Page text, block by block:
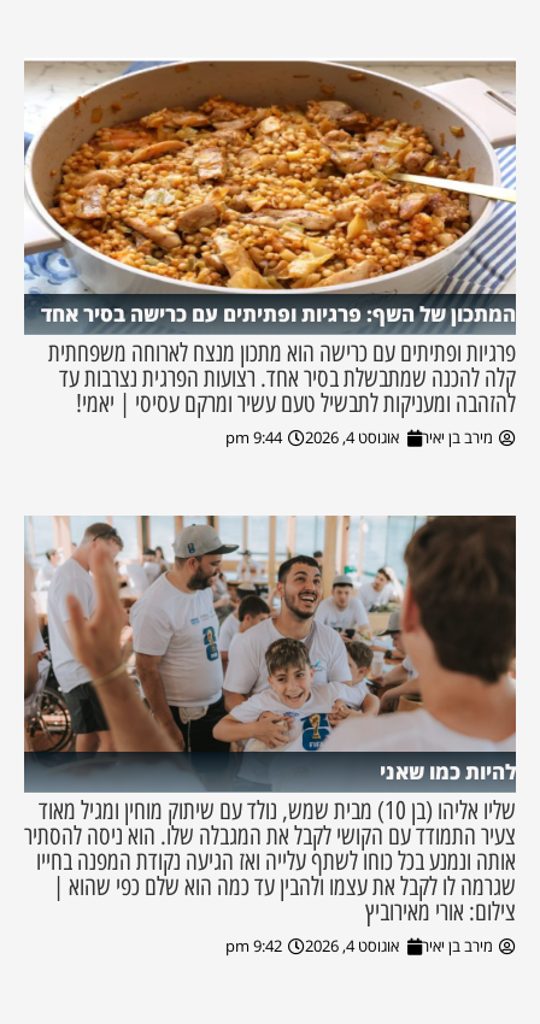
המתכון של השף: פרגיות ופתיתים עם כרישה בסיר אחד
פרגיות ופתיתים עם כרישה הוא מתכון מנצח לארוחה משפחתית
קלה להכנה שמתבשלת בסיר אחד. רצועות הפרגית נצרבות עד
להזהבה ומעניקות לתבשיל טעם עשיר ומרקם עסיסי | יאמי!
מירב בן יאיר אוגוסט 4, 2026 9:44 pm
להיות כמו שאני
שליו אליהו (בן 10) מבית שמש, נולד עם שיתוק מוחין ומגיל מאוד
צעיר התמודד עם הקושי לקבל את המגבלה שלו. הוא ניסה להסתיר
אותה ונמנע בכל כוחו לשתף עלייה ואז הגיעה נקודת המפנה בחייו
שגרמה לו לקבל את עצמו ולהבין עד כמה הוא שלם כפי שהוא |
צילום: אורי מאירוביץ
מירב בן יאיר אוגוסט 4, 2026 9:42 pm